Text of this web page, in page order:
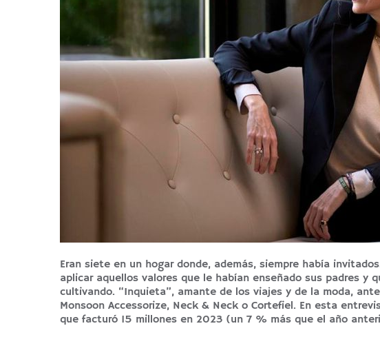
Eran siete en un hogar donde, además, siempre había
aplicar aquellos valores que le habían enseñado sus padres y
cultivando. “Inquieta”, amante de los viajes y de la moda,
Monsoon Accessorize, Neck & Neck o Cortefiel. En esta
que facturó 15 millones en 2023 (un 7 % más que el año